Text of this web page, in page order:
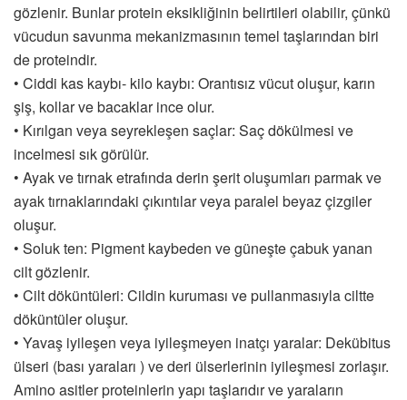
gözlenir. Bunlar protein eksikliğinin belirtileri olabilir, çünkü
vücudun savunma mekanizmasının temel taşlarından biri
de proteindir.
• Ciddi kas kaybı- kilo kaybı: Orantısız vücut oluşur, karın
şiş, kollar ve bacaklar ince olur.
• Kırılgan veya seyrekleşen saçlar: Saç dökülmesi ve
incelmesi sık görülür.
• Ayak ve tırnak etrafında derin şerit oluşumları parmak ve
ayak tırnaklarındaki çıkıntılar veya paralel beyaz çizgiler
oluşur.
• Soluk ten: Pigment kaybeden ve güneşte çabuk yanan
cilt gözlenir.
• Cilt döküntüleri: Cildin kuruması ve pullanmasıyla ciltte
döküntüler oluşur.
• Yavaş iyileşen veya iyileşmeyen inatçı yaralar: Dekübitus
ülseri (bası yaraları ) ve deri ülserlerinin iyileşmesi zorlaşır.
Amino asitler proteinlerin yapı taşlarıdır ve yaraların